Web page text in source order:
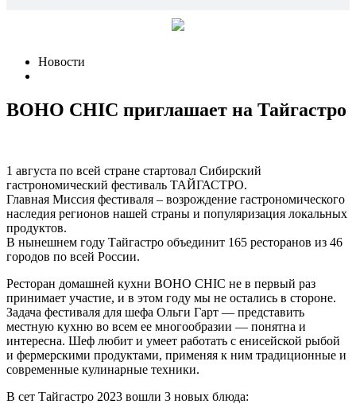
Новости
BOHO CHIC приглашает на Тайгастро
1 августа по всей стране стартовал Сибирский
гастрономический фестиваль ТАЙГАСТРО.
Главная Миссия фестиваля – возрождение гастрономического
наследия регионов нашей страны и популяризация локальных
продуктов.
В нынешнем году Тайгастро объединит 165 ресторанов из 46
городов по всей России.
Ресторан домашней кухни BOHO CHIC не в первый раз
принимает участие, и в этом году мы не остались в стороне.
Задача фестиваля для шефа Ольги Гарт — представить
местную кухню во всем ее многообразии — понятна и
интересна. Шеф любит и умеет работать с енисейской рыбой
и фермерскими продуктами, применяя к ним традиционные и
современные кулинарные техники.
В сет Тайгастро 2023 вошли 3 новых блюда: